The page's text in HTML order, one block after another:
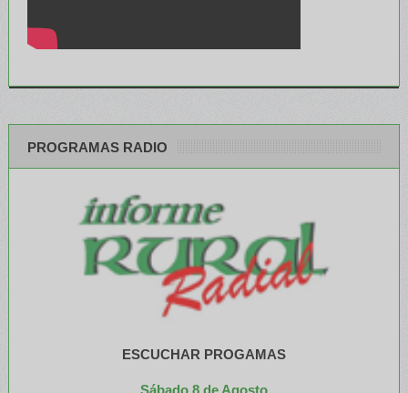
PROGRAMAS RADIO
ESCUCHAR PROGAMAS